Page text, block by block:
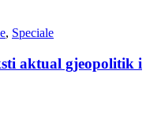
, Speciale
aktual gjeopolitik i